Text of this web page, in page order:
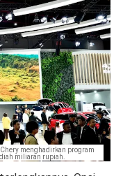
Chery menghadirkan program
miliaran rupiah.